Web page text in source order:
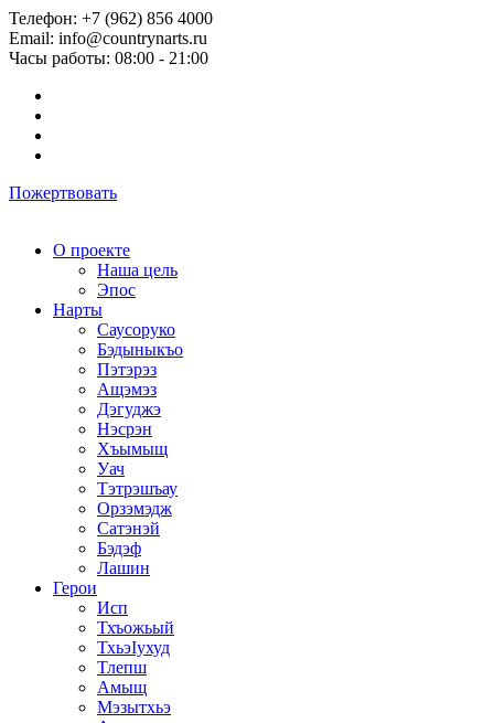
Телефон: +7 (962) 856 4000
Email: info@countrynarts.ru
Часы работы: 08:00 - 21:00
Пожертвовать
О проекте
Наша цель
Эпос
Нарты
Саусоруко
Бэдыныкъо
Пэтэрэз
Ащэмэз
Дэгуджэ
Нэсрэн
Хъымыщ
Уач
Тэтрэшъау
Орзэмэдж
Сатэнэй
Бэдэф
Лашин
Герои
Исп
Тхъожьый
ТхьэIухуд
Тлепш
Амыщ
Мэзытхьэ